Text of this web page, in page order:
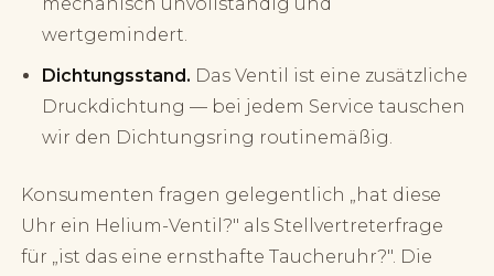
mechanisch unvollständig und
wertgemindert.
Dichtungsstand. Das Ventil ist eine zusätzliche
Druckdichtung — bei jedem Service tauschen
wir den Dichtungsring routinemäßig.
Konsumenten fragen gelegentlich „hat diese
Uhr ein Helium-Ventil?" als Stellvertreterfrage
für „ist das eine ernsthafte Taucheruhr?". Die